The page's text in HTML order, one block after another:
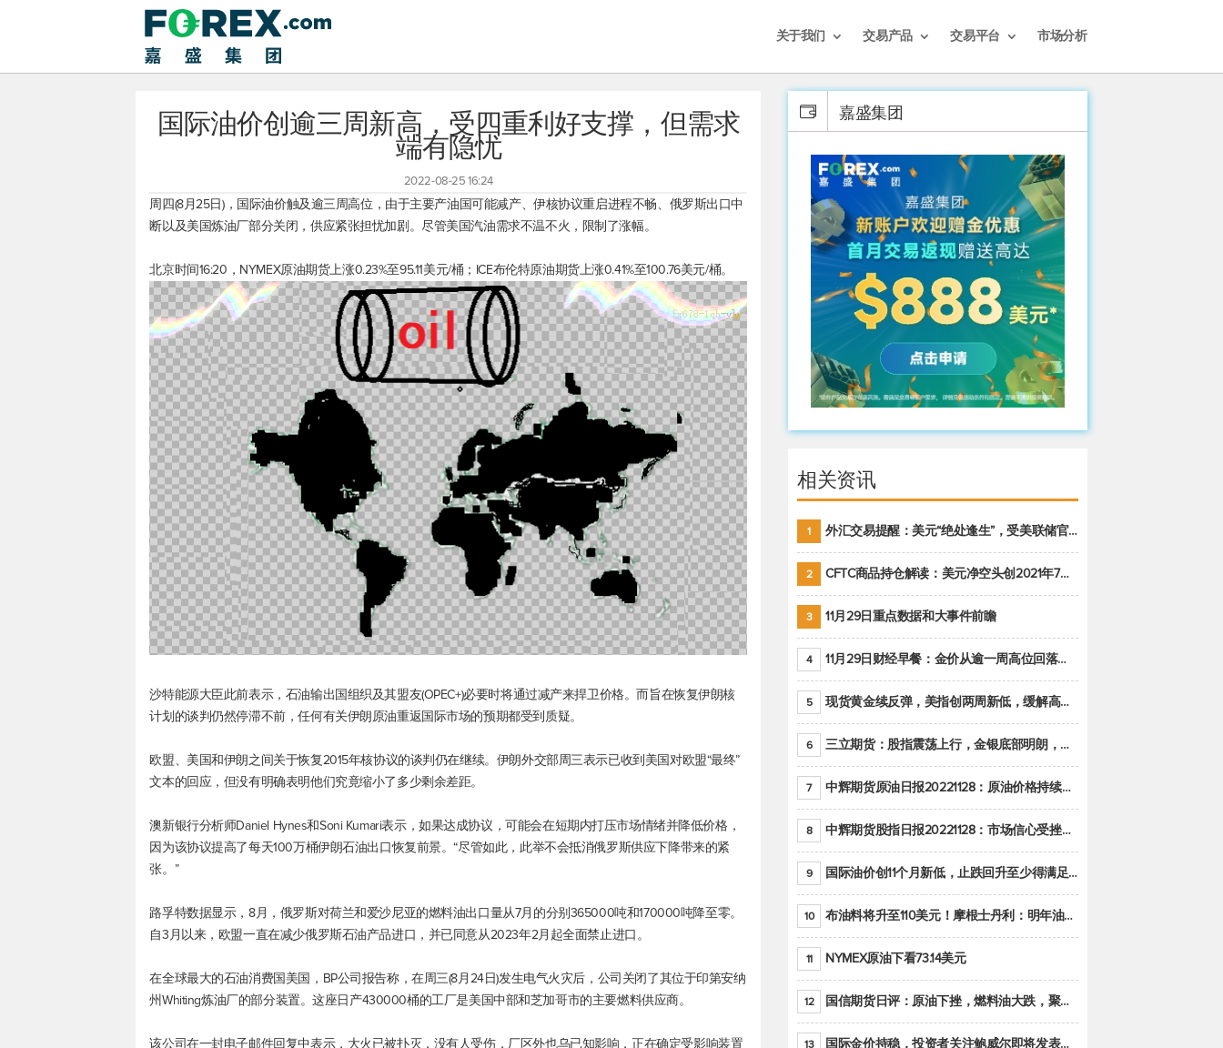
关于我们 交易产品 交易平台 市场分析
国际油价创逾三周新高，受四重利好支撑，但需求
端有隐忧
2022-08-25 16:24
周四(8月25日)，国际油价触及逾三周高位，由于主要产油国可能减产、伊核协议重启进程不畅、俄罗斯出口中
断以及美国炼油厂部分关闭，供应紧张担忧加剧。尽管美国汽油需求不温不火，限制了涨幅。
北京时间16:20，NYMEX原油期货上涨0.23%至95.11美元/桶；ICE布伦特原油期货上涨0.41%至100.76美元/桶。
沙特能源大臣此前表示，石油输出国组织及其盟友(OPEC+)必要时将通过减产来捍卫价格。而旨在恢复伊朗核
计划的谈判仍然停滞不前，任何有关伊朗原油重返国际市场的预期都受到质疑。
欧盟、美国和伊朗之间关于恢复2015年核协议的谈判仍在继续。伊朗外交部周三表示已收到美国对欧盟“最终”
文本的回应，但没有明确表明他们究竟缩小了多少剩余差距。
澳新银行分析师Daniel Hynes和Soni Kumari表示，如果达成协议，可能会在短期内打压市场情绪并降低价格，
因为该协议提高了每天100万桶伊朗石油出口恢复前景。“尽管如此，此举不会抵消俄罗斯供应下降带来的紧
张。”
路孚特数据显示，8月，俄罗斯对荷兰和爱沙尼亚的燃料油出口量从7月的分别365000吨和170000吨降至零。
自3月以来，欧盟一直在减少俄罗斯石油产品进口，并已同意从2023年2月起全面禁止进口。
在全球最大的石油消费国美国，BP公司报告称，在周三(8月24日)发生电气火灾后，公司关闭了其位于印第安纳
州Whiting炼油厂的部分装置。这座日产430000桶的工厂是美国中部和芝加哥市的主要燃料供应商。
该公司在一封电子邮件回复中表示，大火已被扑灭，没有人受伤，厂区外也乌已知影响，正在确定受影响装置
嘉盛集团
相关资讯
1 外汇交易提醒：美元“绝处逢生”，受美联储官员鹰派讲话支撑
2 CFTC商品持仓解读：美元净空头创2021年7月以来最大，黄金期货投机性净多头头寸减少
3 11月29日重点数据和大事件前瞻
4 11月29日财经早餐：金价从逾一周高位回落，美联储官员重申鹰派立场推动美元回升
5 现货黄金续反弹，美指创两周新低，缓解高通胀美国须治本
6 三立期货：股指震荡上行，金银底部明朗，原油偏弱走势(20221128收评)
7 中辉期货原油日报20221128：原油价格持续下降，市场关注OPEC+新一轮产能政策
8 中辉期货股指日报20221128：市场信心受挫，股指全线回调
9 国际油价创11个月新低，止跌回升至少得满足二大条件之一
10 布油料将升至110美元！摩根士丹利：明年油市面临七大不确定性
11 NYMEX原油下看73.14美元
12 国信期货日评：原油下挫，燃料油大跌，聚烯烃谨慎回调
13 国际金价持稳，投资者关注鲍威尔即将发表的讲话